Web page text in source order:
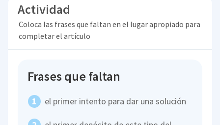
Actividad
Coloca las frases que faltan en el lugar apropiado para
completar el artículo
Frases que faltan
el primer intento para dar una solución